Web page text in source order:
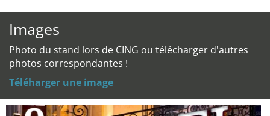
Images
Photo du stand lors de CING ou télécharger d'autres
photos correspondantes !
Téléharger une image